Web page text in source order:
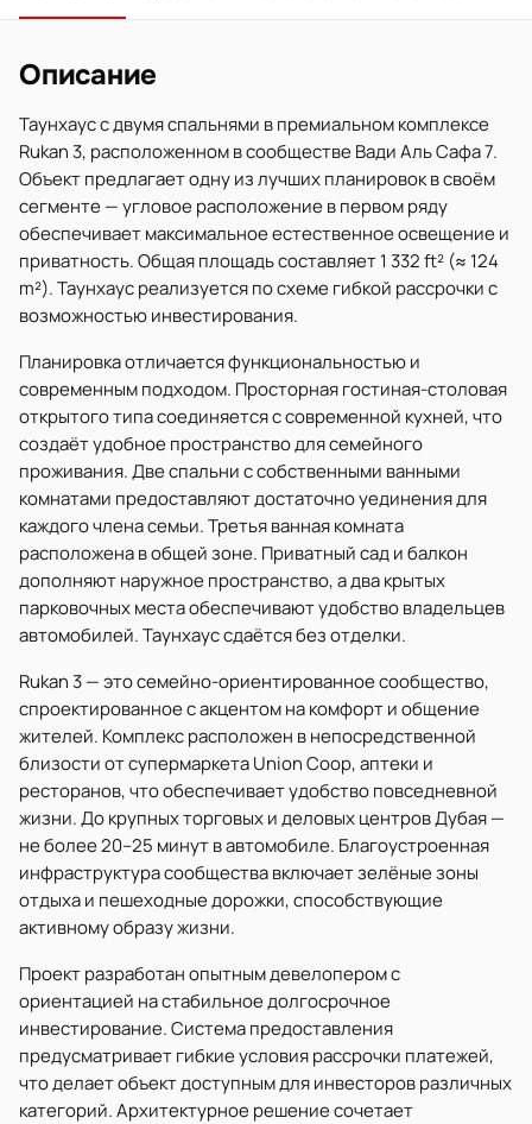
Описание
Таунхаус с двумя спальнями в премиальном комплексе
Rukan 3, расположенном в сообществе Вади Аль Сафа 7.
Объект предлагает одну из лучших планировок в своём
сегменте — угловое расположение в первом ряду
обеспечивает максимальное естественное освещение и
приватность. Общая площадь составляет 1 332 ft² (≈ 124
m²). Таунхаус реализуется по схеме гибкой рассрочки с
возможностью инвестирования.
Планировка отличается функциональностью и
современным подходом. Просторная гостиная-столовая
открытого типа соединяется с современной кухней, что
создаёт удобное пространство для семейного
проживания. Две спальни с собственными ванными
комнатами предоставляют достаточно уединения для
каждого члена семьи. Третья ванная комната
расположена в общей зоне. Приватный сад и балкон
дополняют наружное пространство, а два крытых
парковочных места обеспечивают удобство владельцев
автомобилей. Таунхаус сдаётся без отделки.
Rukan 3 — это семейно-ориентированное сообщество,
спроектированное с акцентом на комфорт и общение
жителей. Комплекс расположен в непосредственной
близости от супермаркета Union Coop, аптеки и
ресторанов, что обеспечивает удобство повседневной
жизни. До крупных торговых и деловых центров Дубая —
не более 20–25 минут в автомобиле. Благоустроенная
инфраструктура сообщества включает зелёные зоны
отдыха и пешеходные дорожки, способствующие
активному образу жизни.
Проект разработан опытным девелопером с
ориентацией на стабильное долгосрочное
инвестирование. Система предоставления
предусматривает гибкие условия рассрочки платежей,
что делает объект доступным для инвесторов различных
категорий. Архитектурное решение сочетает